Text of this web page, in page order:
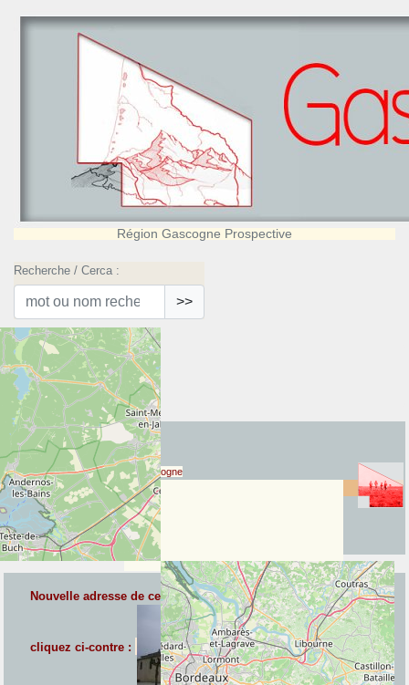
Région Gascogne Prospective
Recherche / Cerca :
>>
Accueil
Saint-Selve
Graves & Cernès
Graves & Cernès Landes de Gascogne
Saint-Selve
Landes de
Gascogne
Nouvelle adresse de cepoint géographique communal,
cliquez ci-contre :